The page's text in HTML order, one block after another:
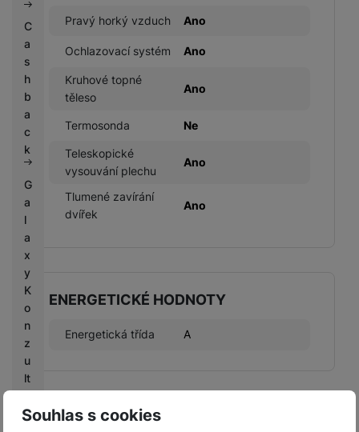
Souhlas s cookies
C
a
s
h
b
a
c
k
G
a
l
a
x
y
K
o
n
z
u
lt
n
Pravý horký vzduch Ano
Ochlazovací systém Ano
Kruhové topné
těleso
Ano
Termosonda Ne
Teleskopické
vysouvání plechu
Ano
Tlumené zavírání
dvířek
Ano
ENERGETICKÉ HODNOTY
Energetická třída A
KONEKTIVITA